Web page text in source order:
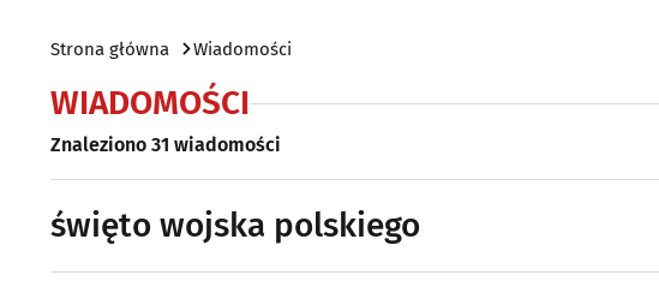
Strona główna Wiadomości
WIADOMOŚCI
Znaleziono 31 wiadomości
święto wojska polskiego